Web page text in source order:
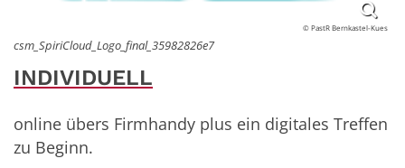
© PastR Bernkastel-Kues
csm_SpiriCloud_Logo_final_35982826e7
INDIVIDUELL
online übers Firmhandy plus ein digitales Treffen
zu Beginn.